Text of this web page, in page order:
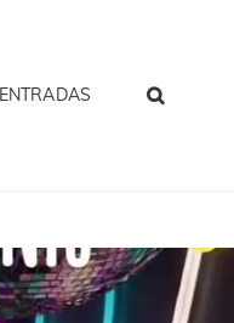
ENTRADAS